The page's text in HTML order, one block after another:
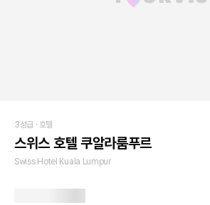
3성급 · 호텔
스위스 호텔 쿠알라룸푸르
Swiss Hotel Kuala Lumpur